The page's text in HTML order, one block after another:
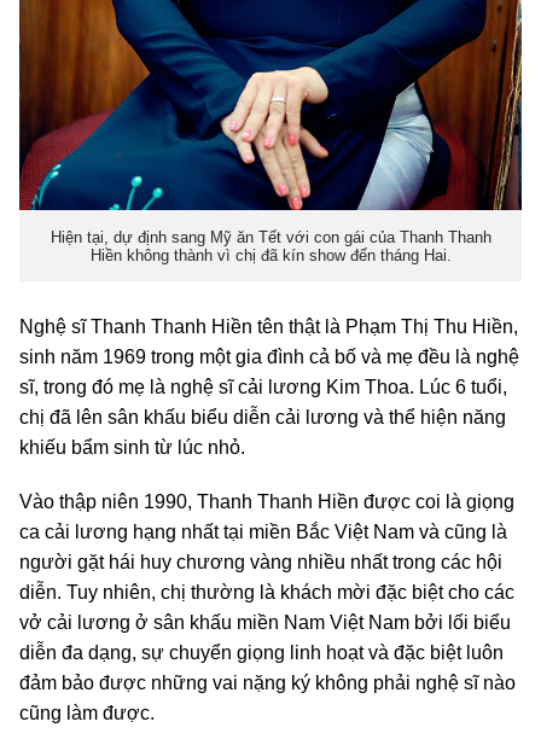
Hiện tại, dự định sang Mỹ ăn Tết với con gái của Thanh Thanh
Hiền không thành vì chị đã kín show đến tháng Hai.
Nghệ sĩ Thanh Thanh Hiền tên thật là Phạm Thị Thu Hiền,
sinh năm 1969 trong một gia đình cả bố và mẹ đều là nghệ
sĩ, trong đó mẹ là nghệ sĩ cải lương Kim Thoa. Lúc 6 tuổi,
chị đã lên sân khấu biểu diễn cải lương và thể hiện năng
khiếu bẩm sinh từ lúc nhỏ.
Vào thập niên 1990, Thanh Thanh Hiền được coi là giọng
ca cải lương hạng nhất tại miền Bắc Việt Nam và cũng là
người gặt hái huy chương vàng nhiều nhất trong các hội
diễn. Tuy nhiên, chị thường là khách mời đặc biệt cho các
vở cải lương ở sân khấu miền Nam Việt Nam bởi lối biểu
diễn đa dạng, sự chuyển giọng linh hoạt và đặc biệt luôn
đảm bảo được những vai nặng ký không phải nghệ sĩ nào
cũng làm được.